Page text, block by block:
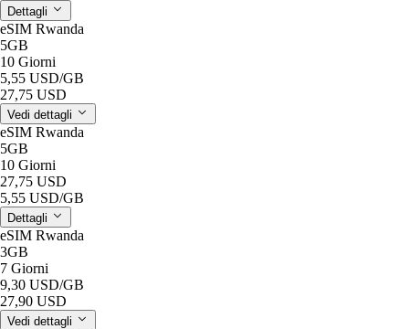
Dettagli
eSIM Rwanda
5GB
10 Giorni
5,55 USD/GB
27,75 USD
Vedi dettagli
eSIM Rwanda
5GB
10 Giorni
27,75 USD
5,55 USD/GB
Dettagli
eSIM Rwanda
3GB
7 Giorni
9,30 USD/GB
27,90 USD
Vedi dettagli